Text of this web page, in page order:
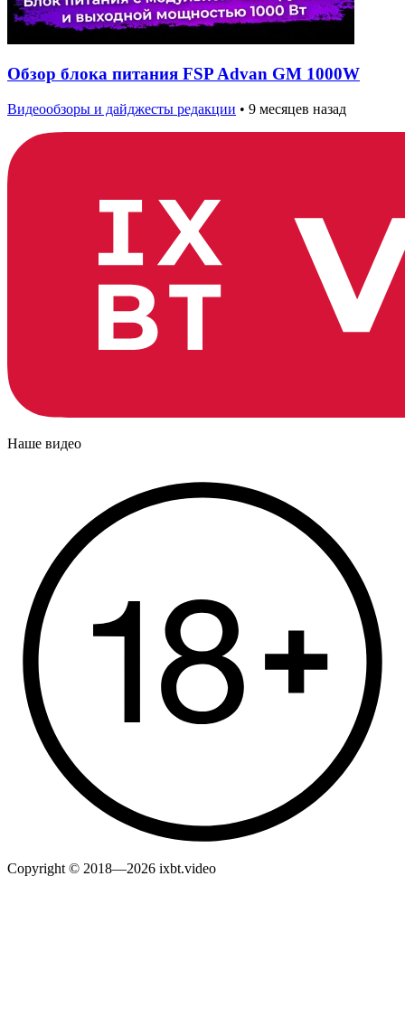
Обзор блока питания FSP Advan GM 1000W
Видеообзоры и дайджесты редакции • 9 месяцев назад
Наше видео
Copyright © 2018—2026 ixbt.video